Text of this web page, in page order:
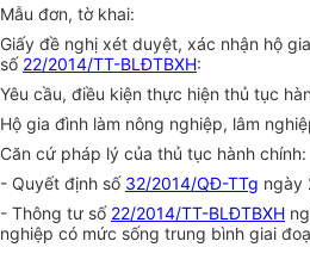
Mẫu đơn, tờ khai:
Giấy đề nghị xét duyệt, xác nhận hộ
số 22/2014/TT-BLĐTBXH:
Yêu cầu, điều kiện thực hiện thủ tục
Hộ gia đình làm nông nghiệp, lâm
Căn cứ pháp lý của thủ tục hành chính:
- Quyết định số 32/2014/QĐ-TTg ngày
- Thông tư số 22/2014/TT-BLĐTBXH
nghiệp có mức sống trung bình giai